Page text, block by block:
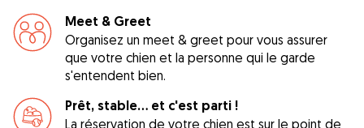
Meet & Greet
Organisez un meet & greet pour vous assurer
que votre chien et la personne qui le garde
s'entendent bien.
Prêt, stable... et c'est parti !
La réservation de votre chien est sur le point de